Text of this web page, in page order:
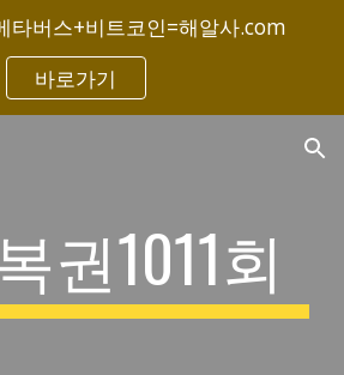
Skip to navigation
타버스+비트코인=해알사.com
바로가기
권1011회